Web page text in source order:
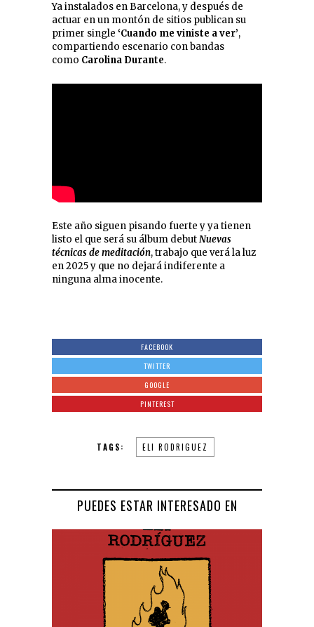
Ya instalados en Barcelona, y después de
actuar en un montón de sitios publican su
primer single ‘Cuando me viniste a ver’,
compartiendo escenario con bandas
como Carolina Durante.
Este año siguen pisando fuerte y ya tienen
listo el que será su álbum debutNuevas
técnicas de meditación, trabajo que verá la luz
en 2025 y que no dejará indiferente a
ninguna alma inocente.
FACEBOOK
TWITTER
GOOGLE
PINTEREST
TAGS: ELI RODRIGUEZ
PUEDES ESTAR INTERESADO EN